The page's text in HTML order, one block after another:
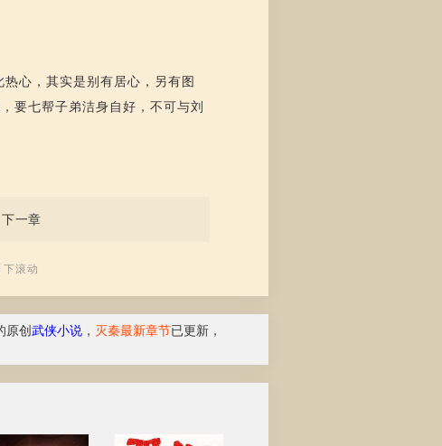
心，其实是别有居心，另有图
要七帮子弟洁身自好，不可与刘
下一章
滚动
原创 武侠小说 ， 灭秦最新章节已更新，